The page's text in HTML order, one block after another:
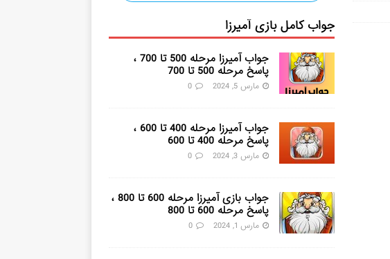
جواب کامل بازی آمیرزا
جواب آمیرزا مرحله 500 تا 700 ،
پاسخ مرحله 500 تا 700
مارس 5, 2024 0
جواب آمیرزا مرحله 400 تا 600 ،
پاسخ مرحله 400 تا 600
مارس 3, 2024 0
جواب بازی آمیرزا مرحله 600 تا 800 ،
پاسخ مرحله 600 تا 800
مارس 1, 2024 0